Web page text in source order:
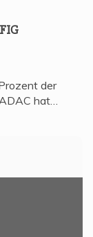
der
hat…